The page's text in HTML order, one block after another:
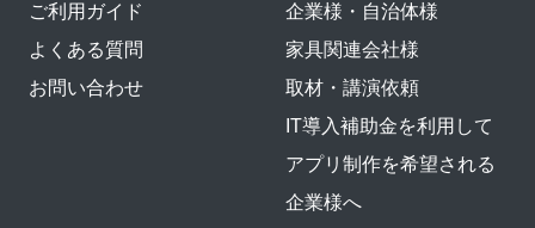
ご利用ガイド
よくある質問
お問い合わせ
企業様・自治体様
家具関連会社様
取材・講演依頼
IT導入補助金を利用して
アプリ制作を希望される
企業様へ